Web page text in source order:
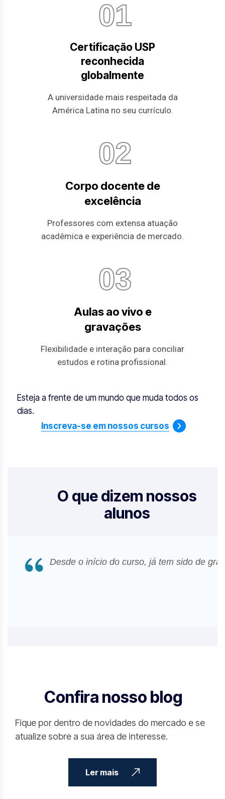
01
Certificação USP
reconhecida
globalmente
A universidade mais respeitada da
América Latina no seu currículo.
02
Corpo docente de
excelência
Professores com extensa atuação
acadêmica e experiência de mercado.
03
Aulas ao vivo e
gravações
Flexibilidade e interação para conciliar
estudos e rotina profissional.
Esteja a frente de um mundo que muda todos os
dias.
Inscreva-se em nossos cursos
O que dizem nossos
alunos
Desde o início do curso, já tem sido de
Confira nosso blog
Fique por dentro de novidades do mercado e se
atualize sobre a sua área de interesse.
Ler mais